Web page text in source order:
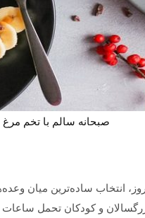
صبحانه سالم با تخم مرغ
انتخاب ساده‌ترین میان
و کودکان تحمل